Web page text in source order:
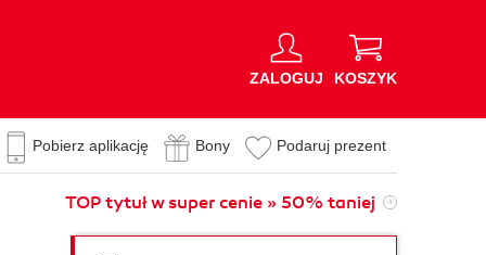
ZALOGUJ KOSZYK
Pobierz aplikację Bony Podaruj prezent
TOP tytuł w super cenie » 50% taniej